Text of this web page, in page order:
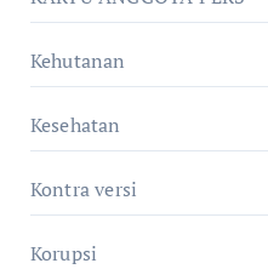
Kehutanan
Kesehatan
Kontra versi
Korupsi